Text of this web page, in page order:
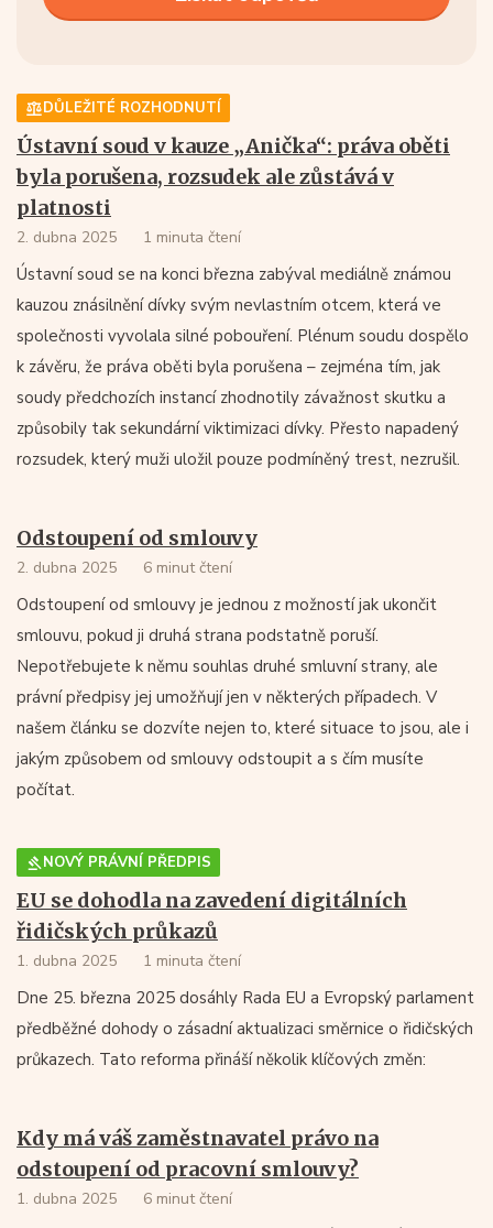
DŮLEŽITÉ ROZHODNUTÍ
Ústavní soud v kauze „Anička“: práva oběti
byla porušena, rozsudek ale zůstává v
platnosti
2. dubna 2025 1 minuta čtení
Ústavní soud se na konci března zabýval mediálně známou
kauzou znásilnění dívky svým nevlastním otcem, která ve
společnosti vyvolala silné pobouření. Plénum soudu dospělo
k závěru, že práva oběti byla porušena – zejména tím, jak
soudy předchozích instancí zhodnotily závažnost skutku a
způsobily tak sekundární viktimizaci dívky. Přesto napadený
rozsudek, který muži uložil pouze podmíněný trest, nezrušil.
Odstoupení od smlouvy
2. dubna 2025 6 minut čtení
Odstoupení od smlouvy je jednou z možností jak ukončit
smlouvu, pokud ji druhá strana podstatně poruší.
Nepotřebujete k němu souhlas druhé smluvní strany, ale
právní předpisy jej umožňují jen v některých případech. V
našem článku se dozvíte nejen to, které situace to jsou, ale i
jakým způsobem od smlouvy odstoupit a s čím musíte
počítat.
NOVÝ PRÁVNÍ PŘEDPIS
EU se dohodla na zavedení digitálních
řidičských průkazů
1. dubna 2025 1 minuta čtení
​Dne 25. března 2025 dosáhly Rada EU a Evropský parlament
předběžné dohody o zásadní aktualizaci směrnice o řidičských
průkazech. Tato reforma přináší několik klíčových změn:​
Kdy má váš zaměstnavatel právo na
odstoupení od pracovní smlouvy?
1. dubna 2025 6 minut čtení